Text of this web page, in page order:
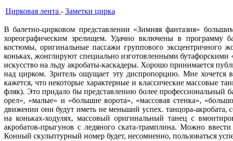
Цирковая лента - Заметки цирка
В балетно-цирковом представлении «Зимняя фантазия»
хореографическим зрелищем. Удачно вклю­чены в программу
костюмы, оригинальные пассажи группового эксцентричного
коньках, жонглиру­ют специально изготовленными бутафор­скими
искусство на льду акробаты-каскадеры. Хорошо принимается
над цирком. Зритель ощущает эту диспро­порцию. Мне хочется
кажется, что некото­рые характерные и классические массовые
фляк). Это придало бы представлению бо­лее профессиональный
орел», «малые» и «большие ворота», «массовая стенка»,
движении они будут иметь не мень­ший успех. танцора-
на коньках-ходулях, массовый оригинальный танец с
акробатов-прыгунов с ледяного ската-трамплина. Можно
Конный скульптурный но­мер будет, несомненно, пользоваться